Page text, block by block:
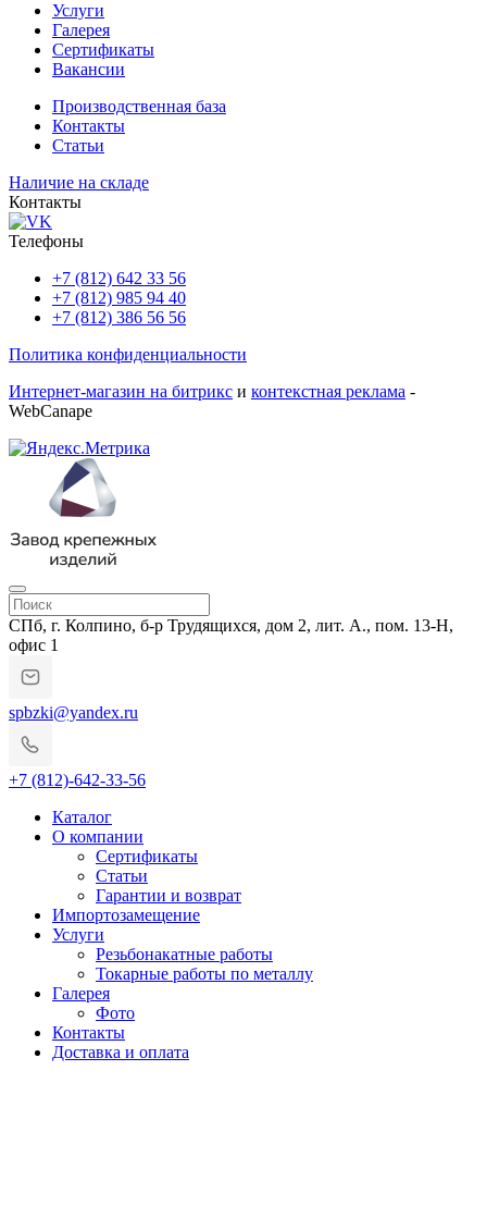
Услуги
Галерея
Сертификаты
Вакансии
Производственная база
Контакты
Статьи
Наличие на складе
Контакты
Телефоны
+7 (812) 642 33 56
+7 (812) 985 94 40
+7 (812) 386 56 56
Политика конфиденциальности
Интернет-магазин на битрикс и контекстная реклама -
WebCanape
СПб, г. Колпино, б-р Трудящихся, дом 2, лит. А., пом. 13-Н,
офис 1
spbzki@yandex.ru
+7 (812)-642-33-56
Каталог
О компании
Сертификаты
Статьи
Гарантии и возврат
Импортозамещение
Услуги
Резьбонакатные работы
Токарные работы по металлу
Галерея
Фото
Контакты
Доставка и оплата